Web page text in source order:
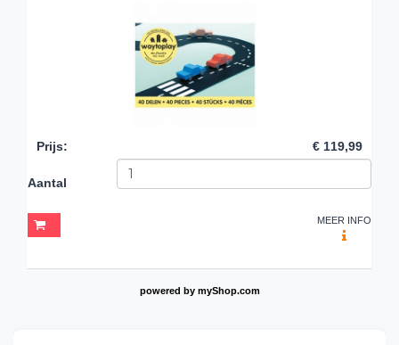
Prijs: € 119,99
Aantal
MEER INFO
powered by myShop.com